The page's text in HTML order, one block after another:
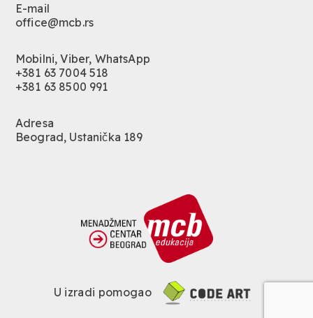
E-mail
office@mcb.rs
Mobilni, Viber, WhatsApp
+381 63 7004 518
+381 63 8500 991
Adresa
Beograd, Ustanička 189
U izradi pomogao